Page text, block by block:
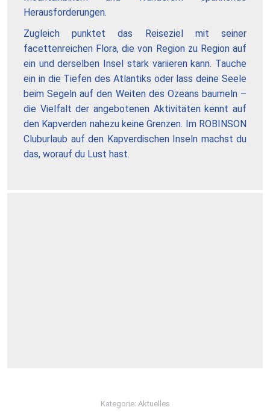
Herausforderungen.
Zugleich punktet das Reiseziel mit seiner
facettenreichen Flora, die von Region zu Region auf
ein und derselben Insel stark variieren kann. Tauche
ein in die Tiefen des Atlantiks oder lass deine Seele
beim Segeln auf den Weiten des Ozeans baumeln –
die Vielfalt der angebotenen Aktivitäten kennt auf
den Kapverden nahezu keine Grenzen. Im ROBINSON
Cluburlaub auf den Kapverdischen Inseln machst du
das, worauf du Lust hast.
Kategorie: Aktuelles